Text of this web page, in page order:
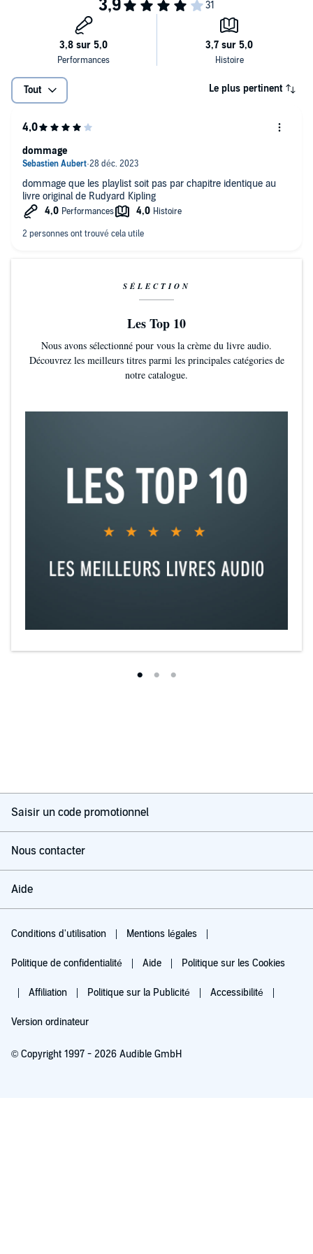
Tout Le plus pertinent
dommage que les playlist soit pas par chapitre identique au
livre original de Rudyard Kipling
dommage
SÉLECTION
Les Top 10
Nous avons sélectionné pour vous la crème du livre audio.
Découvrez les meilleurs titres parmi les principales catégories de
notre catalogue.
Saisir un code promotionnel
Nous contacter
Aide
Conditions d'utilisation Mentions légales
Politique de confidentialité Aide Politique sur les Cookies
Affiliation Politique sur la Publicité Accessibilité
Version ordinateur
© Copyright 1997 - 2026 Audible GmbH